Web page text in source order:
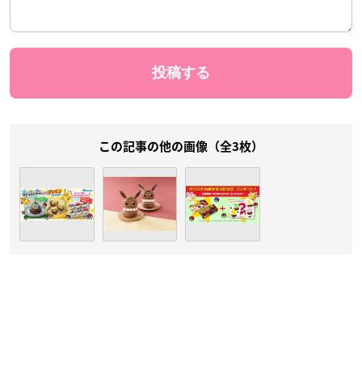
この記事の他の画像（全3枚）